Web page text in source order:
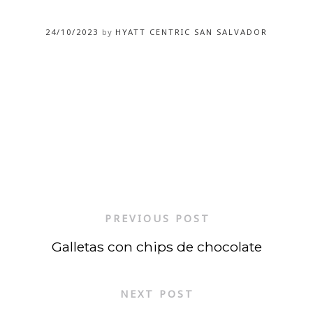
24/10/2023 by HYATT CENTRIC SAN SALVADOR
PREVIOUS POST
Galletas con chips de chocolate
NEXT POST